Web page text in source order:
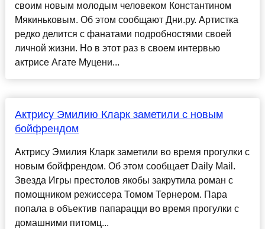
своим новым молодым человеком Константином
Мякиньковым. Об этом сообщают Дни.ру. Артистка
редко делится с фанатами подробностями своей
личной жизни. Но в этот раз в своем интервью
актрисе Агате Муцени...
Актрису Эмилию Кларк заметили с новым
бойфрендом
Актрису Эмилия Кларк заметили во время прогулки с
новым бойфрендом. Об этом сообщает Daily Mail.
Звезда Игры престолов якобы закрутила роман с
помощником режиссера Томом Тернером. Пара
попала в объектив папарацци во время прогулки с
домашними питомц...